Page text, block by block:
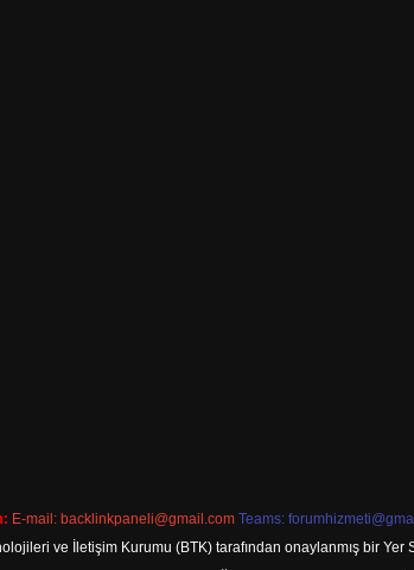
E-mail: backlinkpaneli@gmail.com Teams:
ve İletişim Kurumu (BTK) tarafından onaylanmış bir